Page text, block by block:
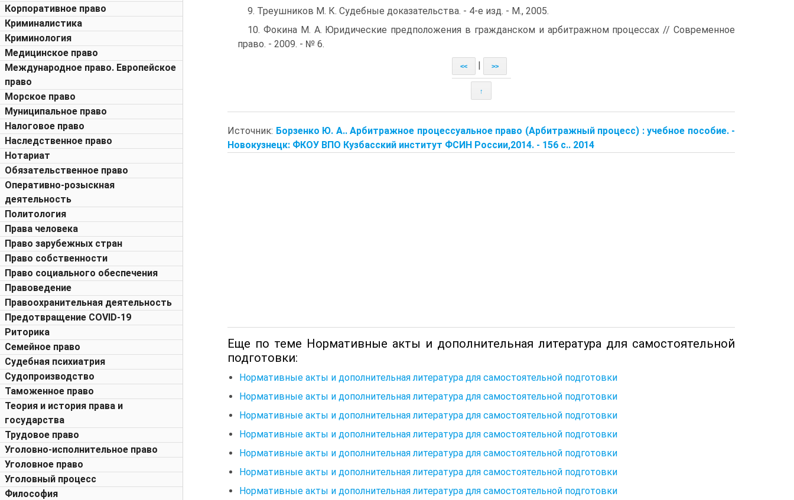
Корпоративное право
Криминалистика
Криминология
Медицинское право
Международное право. Европейское
право
Морское право
Муниципальное право
Налоговое право
Наследственное право
Нотариат
Обязательственное право
Оперативно-розыскная
деятельность
Политология
Права человека
Право зарубежных стран
Право собственности
Право социального обеспечения
Правоведение
Правоохранительная деятельность
Предотвращение COVID-19
Риторика
Семейное право
Судебная психиатрия
Судопроизводство
Таможенное право
Теория и история права и
государства
Трудовое право
Уголовно-исполнительное право
Уголовное право
Уголовный процесс
Философия
9. Треушников М. К. Судебные доказательства. - 4-е изд. - М., 2005.
10. Фокина М. А. Юридические предположения в гражданском и арбитражном процессах // Современное
право. - 2009. - № 6.
<< >>
↑
Источник: Борзенко Ю. А.. Арбитражное процессуальное право (Арбитражный процесс) : учебное пособие. -
Новокузнецк: ФКОУ ВПО Кузбасский институт ФСИН России,2014. - 156 с.. 2014
Еще по теме Нормативные акты и дополнительная литература для самостоятельной
подготовки:
Нормативные акты и дополнительная литература для самостоятельной подготовки
Нормативные акты и дополнительная литература для самостоятельной подготовки
Нормативные акты и дополнительная литература для самостоятельной подготовки
Нормативные акты и дополнительная литература для самостоятельной подготовки
Нормативные акты и дополнительная литература для самостоятельной подготовки
Нормативные акты и дополнительная литература для самостоятельной подготовки
Нормативные акты и дополнительная литература для самостоятельной подготовки